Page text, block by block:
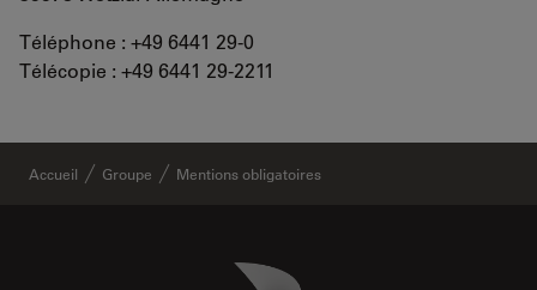
Téléphone : +49 6441 29-0
Télécopie : +49 6441 29-2211
Accueil Groupe Mentions obligatoires
Danaher Logo